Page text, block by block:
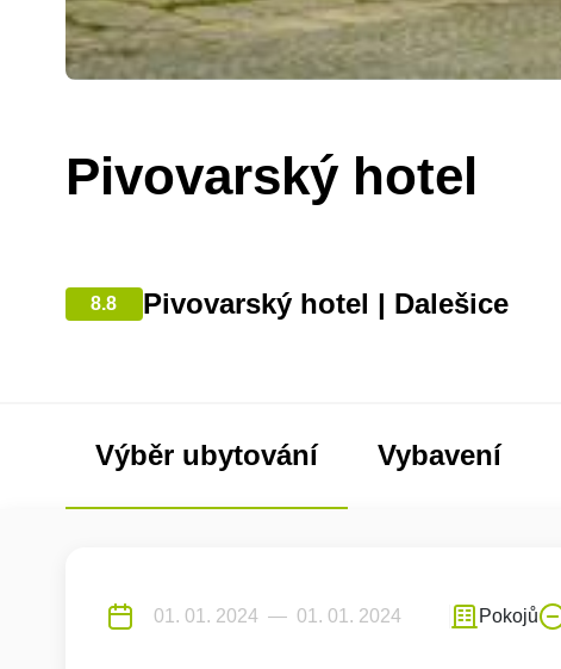
Pivovarský hotel
8.8 Pivovarský hotel | Dalešice
Výběr ubytování Vybavení
Pokojů